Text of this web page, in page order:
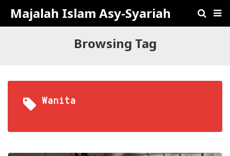
Majalah Islam Asy-Syariah
Browsing Tag
Wanita